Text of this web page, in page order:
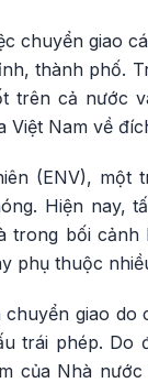
chuyển giao
thành phố.
trên cả nước
Nam về
(ENV),
Hiện nay,
trong bối
phụ thuộc
giao
trái phép.
của Nhà